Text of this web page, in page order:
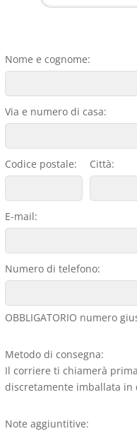
Nome e cognome:
Via e numero di casa:
Codice postale: Città:
E-mail:
Numero di telefono:
OBBLIGATORIO numero
Metodo di consegna:
Il corriere ti chiamerà
discretamente imballata in
Note aggiuntitive: